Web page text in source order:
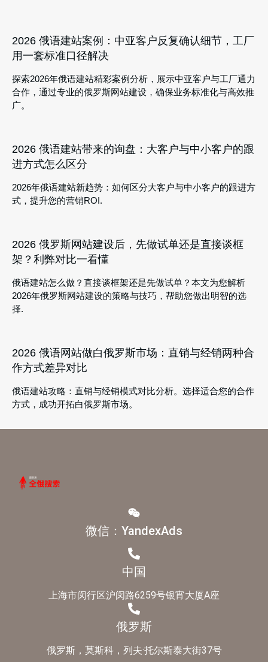
2026 俄语建站案例：中亚客户反复确认细节，工厂
用一套标准口径解决
探索2026年俄语建站精彩案例分析，展示中亚客户与工厂通力
合作，通过专业的俄罗斯网站建设，确保业务标准化与高效推
广。
2026 俄语建站带来的询盘：大客户与中小客户的跟
进方式怎么区分
2026年俄语建站新趋势：如何区分大客户与中小客户的跟进方
式，提升您的营销ROI.
2026 俄罗斯网站建设后，先做试单还是直接谈框
架？利弊对比一看懂
俄语建站怎么做？直接谈框架还是先做试单？本文为您解析
2026年俄罗斯网站建设的策略与技巧，帮助您做出明智的选
择.
2026 俄语网站做白俄罗斯市场：直销与经销两种合
作方式差异对比
俄语建站攻略：直销与经销模式对比分析。选择适合您的合作
方式，成功开拓白俄罗斯市场。
微信：YandexAds
中国
上海市闵行区沪闵路6259号银宵大厦A座
俄罗斯
俄罗斯，莫斯科，列夫·托尔斯泰大街37号